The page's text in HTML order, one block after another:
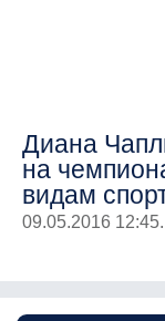
Диана
на
видам
09.05.2016 12:45.